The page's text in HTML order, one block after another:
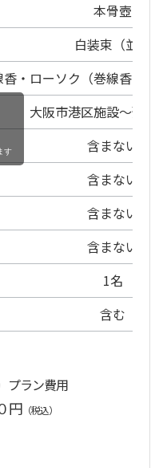
本骨壺
白装束（並）
香・ローソク（巻線香・電
大阪市港区施設～預り
含まない
含まない
含まない
含まない
1名
含む
す
プラン費用
円 （税込）